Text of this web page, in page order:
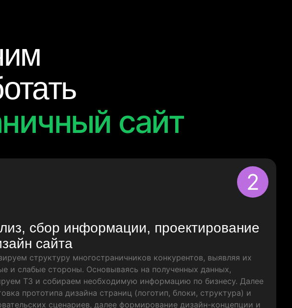
сайт
2
сбор информации, проектирование
сайта
структуру многостраничников конкурентов, выявляя их
и слабые стороны. Основываясь на полученных данных,
ТЗ и собираем необходимую информацию по бизнесу. Далее
прототипа дизайна страниц (логотип, блоки, структура) и
сценариев, далее формирование дизайн-концепции и